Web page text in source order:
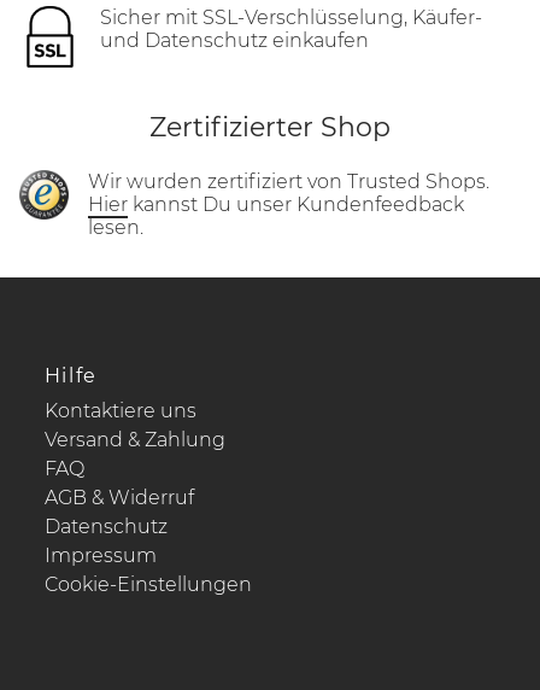
Sicher mit SSL-Verschlüsselung, Käufer-
und Datenschutz einkaufen
Zertifizierter Shop
Wir wurden zertifiziert von Trusted Shops.
Hier kannst Du unser Kundenfeedback
lesen.
Hilfe
Kontaktiere uns
Versand & Zahlung
FAQ
AGB & Widerruf
Datenschutz
Impressum
Cookie-Einstellungen